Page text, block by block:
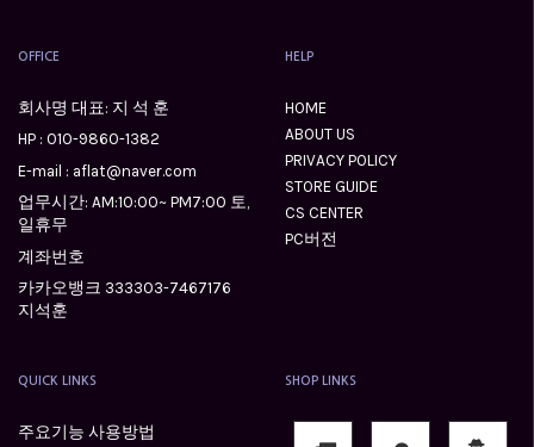
OFFICE
회사명 대표: 지 석 훈
HP : 010-9860-1382
E-mail : aflat@naver.com
업무시간: AM:10:00~ PM7:00 토,
일휴무
계좌번호
카카오뱅크 333303-7467176
지석훈
HELP
HOME
ABOUT US
PRIVACY POLICY
STORE GUIDE
CS CENTER
PC버전
QUICK LINKS
주요기능 사용방법
SHOP LINKS